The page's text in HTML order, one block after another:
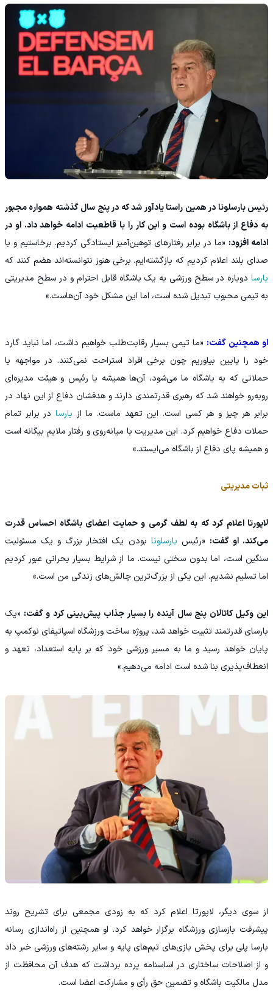
رئیس بارسلونا در همین راستا یادآور شد که در پنج سال گذشته همواره مجبور
به دفاع از باشگاه بوده است و این کار را با قاطعیت ادامه خواهد داد. او در
ادامه افزود: «ما در برابر رفتارهای توهین‌آمیز ایستادگی کردیم. برخاستیم و با
صدای بلند اعلام کردیم که بازگشته‌ایم. برخی هنوز نتوانسته‌اند هضم کنند که
بارسا دوباره در سطح ورزشی به یک باشگاه قابل احترام و در سطح مدیریتی
به تیمی محبوب تبدیل شده است، اما این مشکل خود آن‌هاست.»
او همچنین گفت: «ما تیمی بسیار رقابت‌طلب خواهیم داشت، اما نباید گارد
خود را پایین بیاوریم چون برخی افراد استراحت نمی‌کنند. در مواجهه با
حملاتی که به باشگاه ما می‌شود، آن‌ها همیشه با رئیس و هیئت مدیره‌ای
رو‌به‌رو خواهند شد که رهبری قدرتمندی دارند و هدفشان دفاع از این نهاد در
برابر هر چیز و هر کسی است. این تعهد ماست. ما از بارسا در برابر تمام
حملات دفاع خواهیم کرد. این مدیریت با میانه‌روی و رفتار ملایم بیگانه است
و همیشه پای دفاع از باشگاه می‌ایستد.»
ثبات مدیریتی
لاپورتا اعلام کرد که به لطف گرمی و حمایت اعضای باشگاه احساس قدرت
می‌کند. او گفت: «رئیس بارسلونا بودن یک افتخار بزرگ و یک مسئولیت
سنگین است، اما بدون سختی نیست. ما از شرایط بسیار بحرانی عبور کردیم
اما تسلیم نشدیم. این یکی از بزرگ‌ترین چالش‌های زندگی من است.»
این وکیل کاتالان پنج سال آینده را بسیار جذاب پیش‌بینی کرد و گفت: «یک
بارسای قدرتمند تثبیت خواهد شد، پروژه ساخت ورزشگاه اسپاتیفای نوکمپ به
پایان خواهد رسید و ما به مسیر ورزشی خود که بر پایه استعداد، تعهد و
انعطاف‌پذیری بنا شده است ادامه می‌دهیم.»
از سوی دیگر، لاپورتا اعلام کرد که به زودی مجمعی برای تشریح روند
پیشرفت بازسازی ورزشگاه برگزار خواهد کرد. او همچنین از راه‌اندازی رسانه
بارسا پلی برای پخش بازی‌های تیم‌های پایه و سایر رشته‌های ورزشی خبر داد
و از اصلاحات ساختاری در اساسنامه پرده برداشت که هدف آن محافظت از
مدل مالکیت باشگاه و تضمین حق رأی و مشارکت اعضا است.